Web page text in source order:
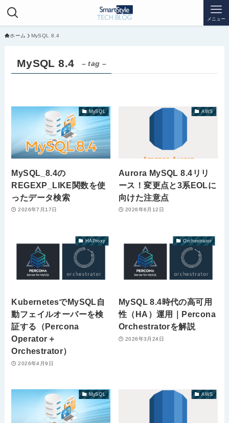
メニュー
ホーム MySQL 8.4
MySQL 8.4 – tag –
MySQL
MySQL_8.4の
REGEXP_LIKE関数を使
ったデータ検索
2026年7月17日
AWS
Aurora MySQL 8.4リリ
ース！変更点と3系EOLに
向けた注意点
2026年6月12日
HAProxy
KubernetesでMySQL自
動フェイルオーバーを検
証する（Percona
Operator＋
Orchestrator）
2026年4月9日
Orchestrator
MySQL 8.4時代の高可用
性（HA）運用｜Percona
Orchestratorを解説
2026年3月24日
MySQL AWS